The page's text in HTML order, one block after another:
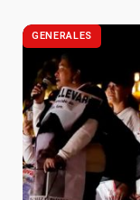
GENERALES